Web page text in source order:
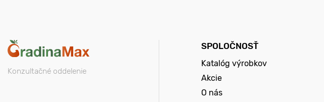
Konzultačné oddelenie
SPOLOČNOSŤ
Katalóg výrobkov
Akcie
O nás